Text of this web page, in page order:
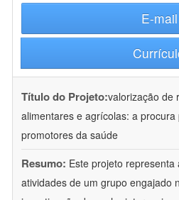
E-mail
Título do Projeto:valorização de
alimentares e agrícolas: a
promotores da saúde
Resumo: Este projeto
atividades de um grupo engajado